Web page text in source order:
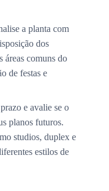
a planta com
dos
áreas comuns do
de festas e
e avalie se o
planos futuros.
studios, duplex e
estilos de